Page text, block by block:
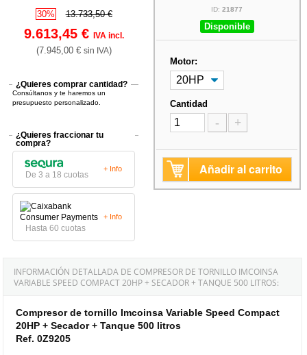
30% 13.733,50 €
9.613,45 € IVA incl.
(7.945,00 € sin IVA)
¿Quieres comprar cantidad?
Consúltanos y te haremos un
presupuesto personalizado.
¿Quieres fraccionar tu
compra?
De 3 a 18 cuotas
+ Info
Hasta 60 cuotas
+ Info
ID:21877
Disponible
Motor:
Cantidad
- +
Añadir al carrito
INFORMACIÓN DETALLADA DE COMPRESOR DE TORNILLO IMCOINSA
VARIABLE SPEED COMPACT 20HP + SECADOR + TANQUE 500 LITROS:
Compresor de tornillo Imcoinsa Variable Speed Compact
20HP + Secador + Tanque 500 litros
Ref. 0Z9205